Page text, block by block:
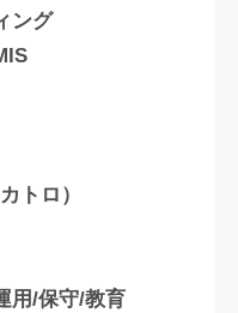
ング
トロ）
用/保守/教育